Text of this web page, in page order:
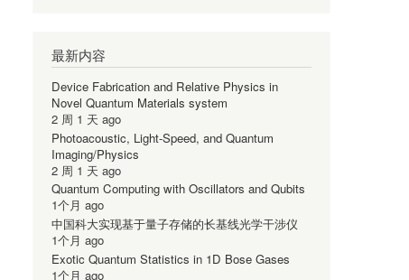
最新内容
Device Fabrication and Relative Physics in
Novel Quantum Materials system
2 周 1 天 ago
Photoacoustic, Light-Speed, and Quantum
Imaging/Physics
2 周 1 天 ago
Quantum Computing with Oscillators and Qubits
1个月 ago
中国科大实现基于量子存储的长基线光学干涉仪
1个月 ago
Exotic Quantum Statistics in 1D Bose Gases
1个月 ago